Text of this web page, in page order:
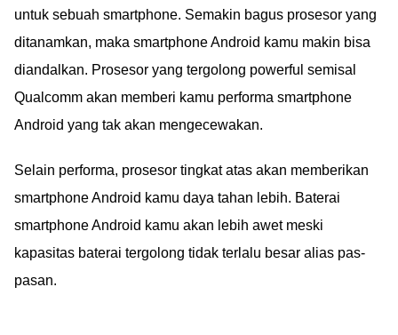
untuk sebuah smartphone. Semakin bagus prosesor yang
ditanamkan, maka smartphone Android kamu makin bisa
diandalkan. Prosesor yang tergolong powerful semisal
Qualcomm akan memberi kamu performa smartphone
Android yang tak akan mengecewakan.
Selain performa, prosesor tingkat atas akan memberikan
smartphone Android kamu daya tahan lebih. Baterai
smartphone Android kamu akan lebih awet meski
kapasitas baterai tergolong tidak terlalu besar alias pas-
pasan.